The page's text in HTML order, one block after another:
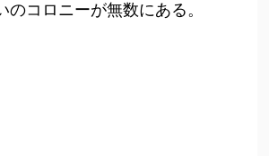
コロニーが無数にある。